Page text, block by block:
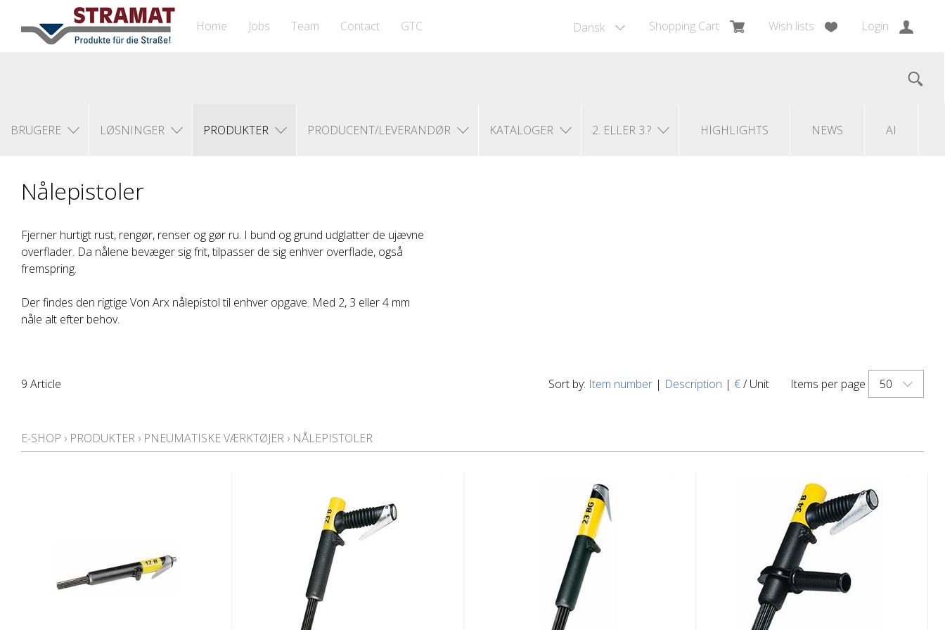
Dansk Shopping Cart Wish lists Login
Home Jobs Team Contact GTC
BRUGERE LØSNINGER PRODUKTER PRODUCENT/LEVERANDØR KATALOGER 2. ELLER 3.? HIGHLIGHTS NEWS AI
Nålepistoler
Fjerner hurtigt rust, rengør, renser og gør ru. I bund og grund udglatter de ujævne
overflader. Da nålene bevæger sig frit, tilpasser de sig enhver overflade, også
fremspring.
Der findes den rigtige Von Arx nålepistol til enhver opgave. Med 2, 3 eller 4 mm
nåle alt efter behov.
Items per page 50
Sort by: Item number | Description | €/ Unit
9 Article
E-SHOP › PRODUKTER › PNEUMATISKE VÆRKTØJER › NÅLEPISTOLER